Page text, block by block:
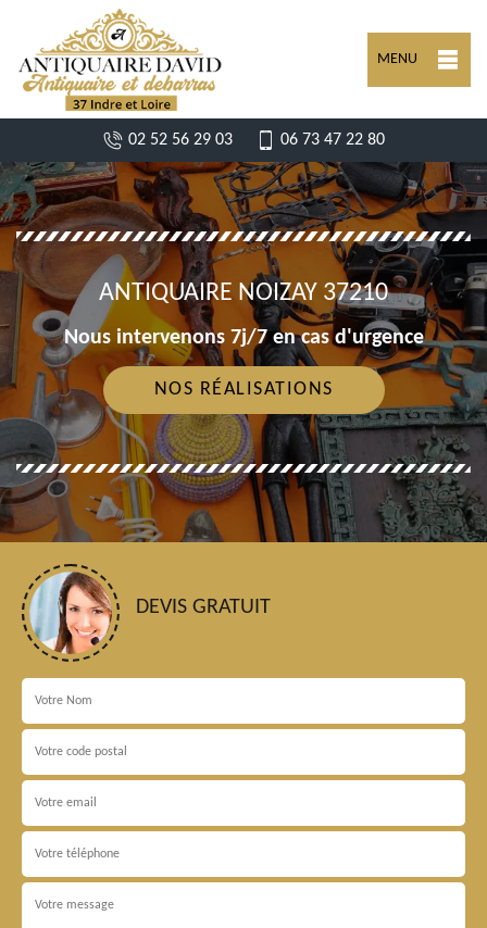
MENU
02 52 56 29 03 06 73 47 22 80
ANTIQUAIRE NOIZAY 37210
Nous intervenons 7j/7 en cas d'urgence
NOS RÉALISATIONS
DEVIS GRATUIT